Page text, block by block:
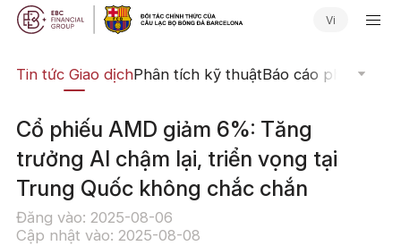
Vi
Tin tức Giao dịchPhân tích kỹ thuậtBáo cáo phân tích
Cổ phiếu AMD giảm 6%: Tăng
trưởng AI chậm lại, triển vọng tại
Trung Quốc không chắc chắn
Đăng vào: 2025-08-06
Cập nhật vào: 2025-08-08